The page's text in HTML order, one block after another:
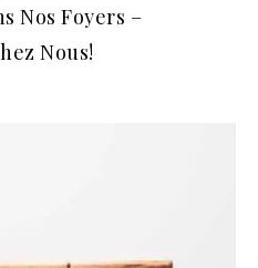
Nos Foyers –
Nous!